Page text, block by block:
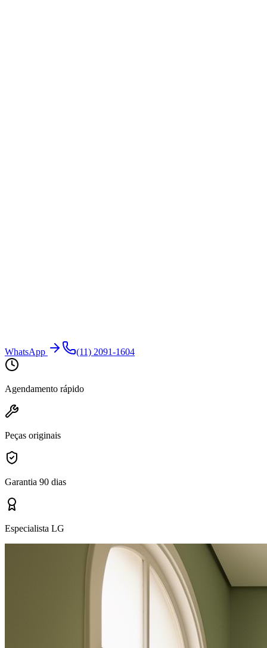
WhatsApp (11) 2091-1604
Agendamento rápido
Peças originais
Garantia 90 dias
Especialista LG